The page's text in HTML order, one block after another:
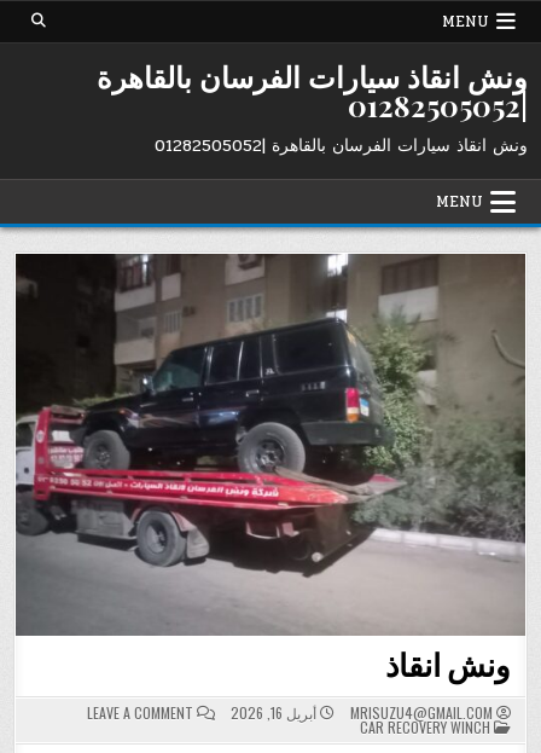
Skip
MENU
ونش انقاذ سيارات الفرسان بالقاهرة
|01282505052
ونش انقاذ سيارات الفرسان بالقاهرة |01282505052
MENU
ونش انقاذ
MRISUZU4@GMAIL.COM أبريل 16, 2026 LEAVE A COMMENT
ON
ونش
انقاذ
POSTED
IN
CAR RECOVERY WINCH